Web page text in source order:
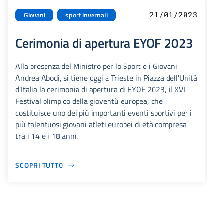
Giovani sport invernali 21/01/2023
Cerimonia di apertura EYOF 2023
Alla presenza del Ministro per lo Sport e i Giovani
Andrea Abodi, si tiene oggi a Trieste in Piazza dell'Unità
d'Italia la cerimonia di apertura di EYOF 2023, il XVI
Festival olimpico della gioventù europea, che
costituisce uno dei più importanti eventi sportivi per i
più talentuosi giovani atleti europei di età compresa
tra i 14 e i 18 anni.
SCOPRI TUTTO